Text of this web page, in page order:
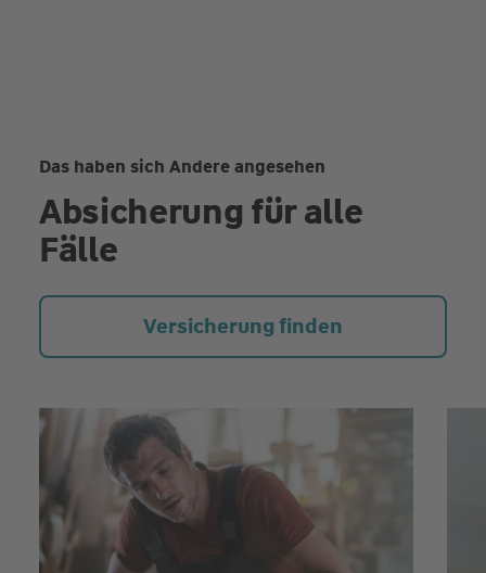
Das haben sich Andere angesehen
Absicherung für alle
Fälle
Versicherung finden